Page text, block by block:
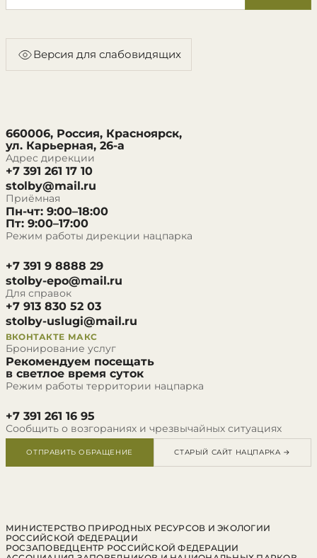
Версия для слабовидящих
660006, Россия, Красноярск,
ул. Карьерная, 26-а
Адрес дирекции
+7 391 261 17 10
stolby@mail.ru
Приёмная
Пн-чт: 9:00–18:00
Пт: 9:00–17:00
Режим работы дирекции нацпарка
+7 391 9 8888 29
stolby-epo@mail.ru
Для справок
+7 913 830 52 03
stolby-uslugi@mail.ru
ВКОНТАКТЕ МАКС
Бронирование услуг
Рекомендуем посещать
в светлое время суток
Режим работы территории нацпарка
+7 391 261 16 95
Сообщить о возгораниях и чрезвычайных ситуациях
ОТПРАВИТЬ ОБРАЩЕНИЕ СТАРЫЙ САЙТ НАЦПАРКА →
МИНИСТЕРСТВО ПРИРОДНЫХ РЕСУРСОВ И ЭКОЛОГИИ
РОССИЙСКОЙ ФЕДЕРАЦИИ
РОСЗАПОВЕДЦЕНТР РОССИЙСКОЙ ФЕДЕРАЦИИ